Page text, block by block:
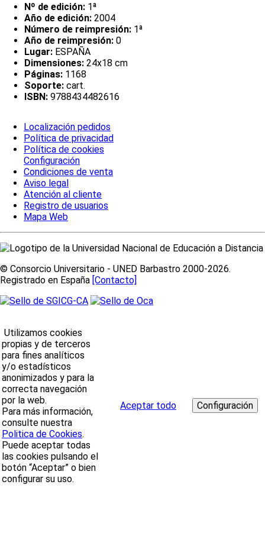
Nº de edición: 1ª
Año de edición: 2004
Número de reimpresión: 1ª
Año de reimpresión: 0
Lugar: ESPAÑA
Dimensiones: 24x18 cm
Páginas: 1168
Soporte: cart.
ISBN: 9788434482616
Localización pedidos
Política de privacidad
Política de cookies
Configuración
Condiciones de venta
Aviso legal
Atención al cliente
Registro de usuarios
Mapa Web
© Consorcio Universitario - UNED Barbastro 2000-2026.
Registrado en España [Contacto]
Utilizamos cookies
propias y de terceros
para fines analíticos
y/o estadísticos
anonimizados y para la
correcta navegación
por la web.
Para más información,
consulte nuestra
Politica de Cookies.
Puede aceptar todas
las cookies pulsando el
botón “Aceptar” o bien
configurar su uso.
Aceptar todo